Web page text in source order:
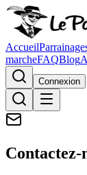
Accueil
marcheFAQBlog
Connexion
Contactez-